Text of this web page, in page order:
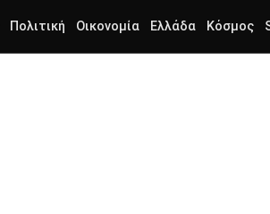
Πολιτική Οικονομία Ελλάδα Κόσμος